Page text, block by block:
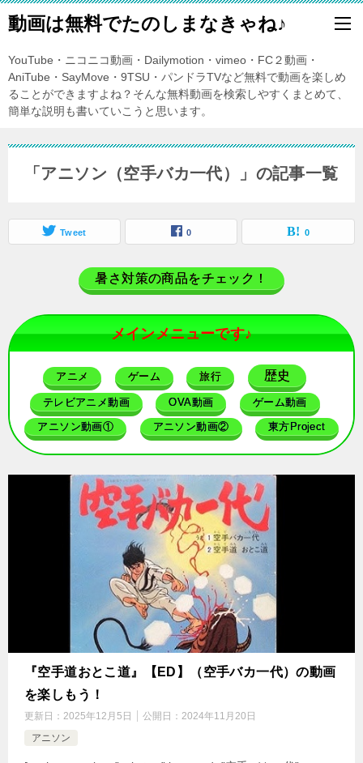
動画は無料でたのしまなきゃね♪
YouTube・ニコニコ動画・Dailymotion・vimeo・FC２動画・
AniTube・SayMove・9TSU・パンドラTVなど無料で動画を楽しめ
ることができますよね？そんな無料動画を検索しやすくまとめて、
簡単な説明も書いていこうと思います。
「アニソン（空手バカ一代）」の記事一覧
Tweet 0 0
暑さ対策の商品をチェック！
メインメニューです♪
アニメ ゲーム 旅行 歴史
テレビアニメ動画 OVA動画 ゲーム動画
アニソン動画① アニソン動画② 東方Project
『空手道おとこ道』【ED】（空手バカ一代）の動画
を楽しもう！
更新日： 2025年12月5日 公開日： 2024年11月20日
アニソン